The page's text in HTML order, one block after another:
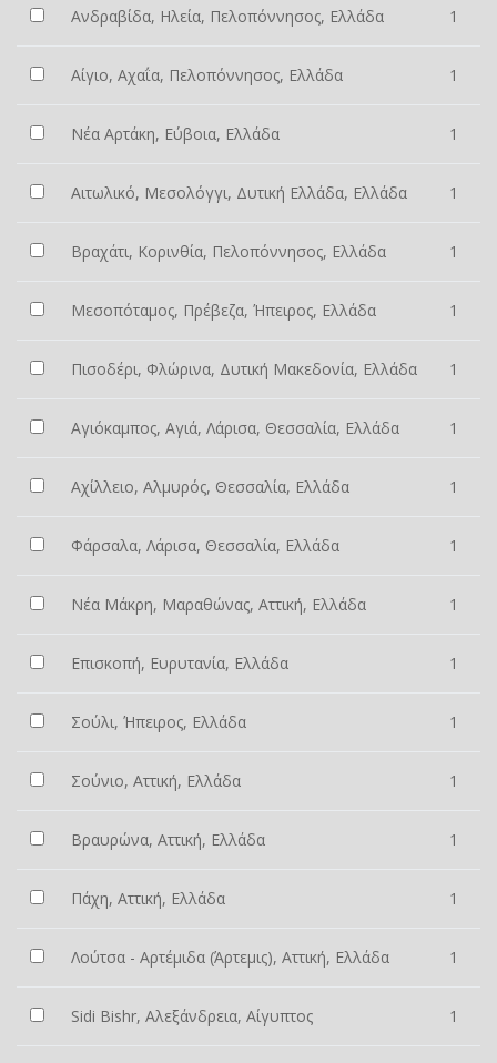
Ανδραβίδα, Ηλεία, Πελοπόννησος, Ελλάδα 1
Αίγιο, Αχαΐα, Πελοπόννησος, Ελλάδα 1
Νέα Αρτάκη, Εύβοια, Ελλάδα 1
Αιτωλικό, Μεσολόγγι, Δυτική Ελλάδα, Ελλάδα 1
Βραχάτι, Κορινθία, Πελοπόννησος, Ελλάδα 1
Μεσοπόταμος, Πρέβεζα, Ήπειρος, Ελλάδα 1
Πισοδέρι, Φλώρινα, Δυτική Μακεδονία, Ελλάδα 1
Αγιόκαμπος, Αγιά, Λάρισα, Θεσσαλία, Ελλάδα 1
Αχίλλειο, Αλμυρός, Θεσσαλία, Ελλάδα 1
Φάρσαλα, Λάρισα, Θεσσαλία, Ελλάδα 1
Νέα Μάκρη, Μαραθώνας, Αττική, Ελλάδα 1
Επισκοπή, Ευρυτανία, Ελλάδα 1
Σούλι, Ήπειρος, Ελλάδα 1
Σούνιο, Αττική, Ελλάδα 1
Βραυρώνα, Αττική, Ελλάδα 1
Πάχη, Αττική, Ελλάδα 1
Λούτσα - Αρτέμιδα (Άρτεμις), Αττική, Ελλάδα 1
Sidi Bishr, Αλεξάνδρεια, Αίγυπτος 1